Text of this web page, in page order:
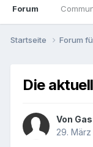
Forum
Startseite Forum
Die
Von
29.